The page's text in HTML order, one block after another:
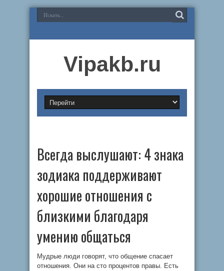
Vipakb.ru
Всегда выслушают: 4 знака
зодиака поддерживают
хорошие отношения с
близкими благодаря
умению общаться
Мудрые люди говорят, что общение спасает
отношения. Они на сто процентов правы. Есть